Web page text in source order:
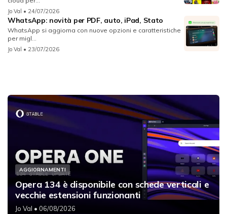
Jo Val • 24/07/2026
WhatsApp: novità per PDF, auto, iPad, Stato
WhatsApp si aggiorna con nuove opzioni e caratteristiche
per migl...
Jo Val • 23/07/2026
AGGIORNAMENTI
Opera 134 è disponibile con schede verticali e
vecchie estensioni funzionanti
Jo Val • 06/08/2026